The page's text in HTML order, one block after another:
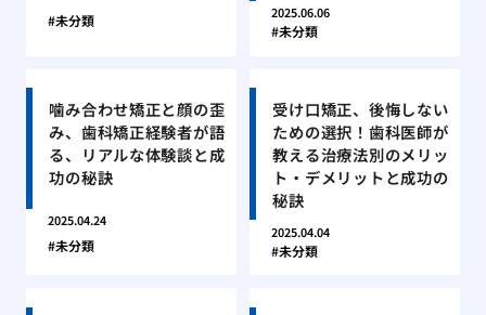
未分類 2025.06.06
未分類
噛み合わせ矯正と顔の歪
み、歯科矯正経験者が語
る、リアルな体験談と成
功の秘訣
2025.04.24
未分類
受け口矯正、後悔しない
ための選択！歯科医師が
教える治療法別のメリッ
ト・デメリットと成功の
秘訣
2025.04.04
未分類